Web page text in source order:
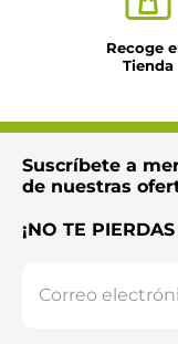
Recoge
Tienda
Suscríbete a
de nuestras
¡NO TE